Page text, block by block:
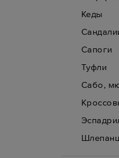
Кеды
Сапоги
Туфли
Сабо,